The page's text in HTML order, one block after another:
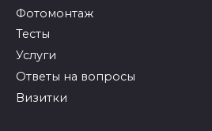
Фотомонтаж
Тесты
Услуги
Ответы на вопросы
Визитки